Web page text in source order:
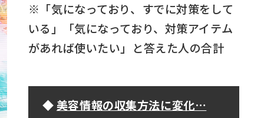
※「気になっており、すでに対策をして
いる」「気になっており、対策アイテム
があれば使いたい」と答えた人の合計
◆美容情報の収集方法に変化…